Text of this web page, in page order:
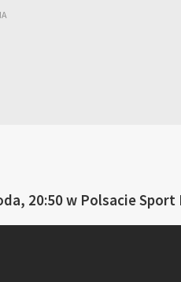
20:50 w Polsacie